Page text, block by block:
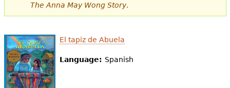
The Anna May Wong Story.
El tapiz de Abuela
Language: Spanish